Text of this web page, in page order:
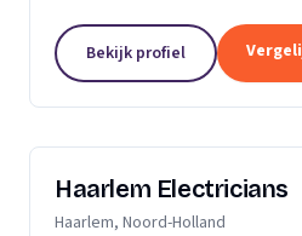
levertijden en we konden erg
Bekijk profiel
Haarlem Electricians
Haarlem, Noord-Holland